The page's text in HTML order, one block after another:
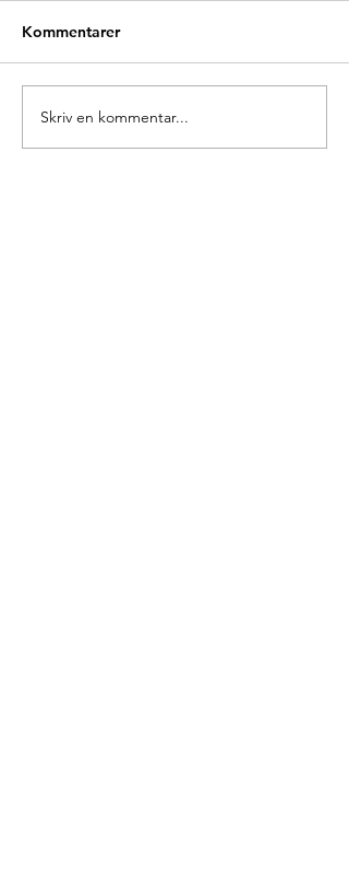
Glædelig Grundlovsdag
Kommentarer
Skriv en kommentar...